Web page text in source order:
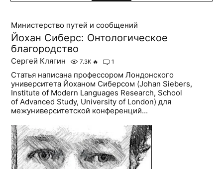
Министерство путей и сообщений
Йохан Сиберс: Онтологическое
благородство
Сергей Клягин 7.3K 🔥 1
Статья написана профессором Лондонского
университета Йоханом Сиберсом (Johan Siebers,
Institute of Modern Languages Research, School
of Advanced Study, University of London) для
межуниверситетской конференций...